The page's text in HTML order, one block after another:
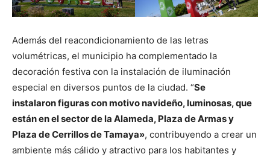
Además del reacondicionamiento de las letras
volumétricas, el municipio ha complementado la
decoración festiva con la instalación de iluminación
especial en diversos puntos de la ciudad. “Se
instalaron figuras con motivo navideño, luminosas, que
están en el sector de la Alameda, Plaza de Armas y
Plaza de Cerrillos de Tamaya», contribuyendo a crear un
ambiente más cálido y atractivo para los habitantes y